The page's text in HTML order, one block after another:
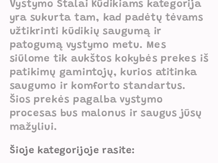
e
k
c
i
j
a
:
Vystymo Stalai Kūdikiams kategorija
yra sukurta tam, kad padėtų tėvams
užtikrinti kūdikių saugumą ir
patogumą vystymo metu. Mes
siūlome tik aukštos kokybės prekes iš
patikimų gamintojų, kurios atitinka
saugumo ir komforto standartus.
Šios prekės pagalba vystymo
procesas bus malonus ir saugus jūsų
mažyliui.
Šioje kategorijoje rasite: